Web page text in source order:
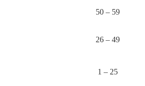
50 – 59
26 – 49
1 – 25